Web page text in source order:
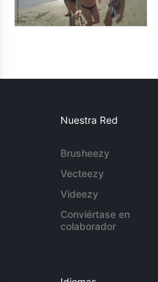
Nuestra Red
Brusheezy
Vecteezy
Videezy
Conviértase en
colaborador